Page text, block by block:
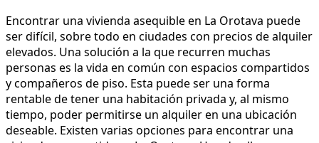
Encontrar una vivienda asequible en La Orotava puede
ser difícil, sobre todo en ciudades con precios de alquiler
elevados. Una solución a la que recurren muchas
personas es la vida en común con espacios compartidos
y compañeros de piso. Esta puede ser una forma
rentable de tener una habitación privada y, al mismo
tiempo, poder permitirse un alquiler en una ubicación
deseable. Existen varias opciones para encontrar una